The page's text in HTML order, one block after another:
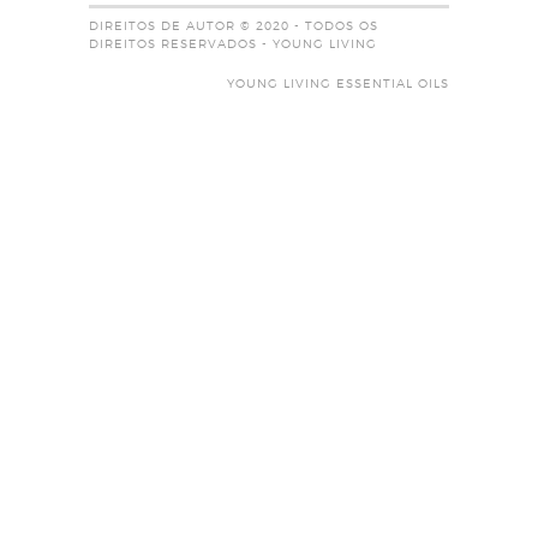
DIREITOS DE AUTOR © 2020 - TODOS OS
DIREITOS RESERVADOS - YOUNG LIVING
YOUNG LIVING ESSENTIAL OILS